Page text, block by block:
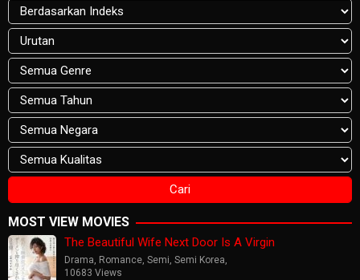
MOST VIEW MOVIES
The Beautiful Wife Next Door Is A Virgin
Drama, Romance, Semi, Semi Korea,
10683 Views